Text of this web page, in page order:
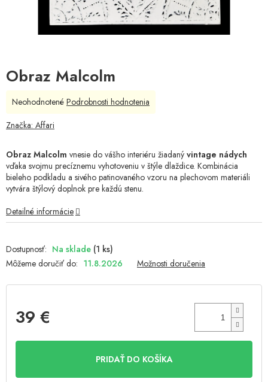
Obraz Malcolm
Na sklade (1 ks)
Môžeme doručiť do: 11.8.2026 Možnosti doručenia
39 €
PRIDAŤ DO KOŠÍKA
Obraz Malcolm vnesie do vášho interiéru žiadaný vintage nádych
vďaka svojmu precíznemu vyhotoveniu v štýle dlaždice. Kombinácia
bieleho podkladu a sivého patinovaného vzoru na plechovom materiáli
vytvára štýlový doplnok pre každú stenu.
Detailné informácie
Priemerné
produktu
z
5
hviezdičiek.
Neohodnotené Podrobnosti hodnotenia
Značka: Affari